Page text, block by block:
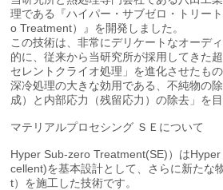
理である『ハイパー・サブゼロ・トリー
o Treatment）』を開発しました。
この技術は、非常にデリケートなオーデ
的に、従来から当研究所が採用してきた
セレントクライオ処理」を進化させたもの
深冷処理の大きな効用である、不純物の
成）と内部応力（残留応力）の除去」を目
マテリアルプロセシング ＳＥについて
Hyper Sub-zero Treatment(SE)）は
cellent)を基本設計として、さらに新たな
t）を施工した技術です。